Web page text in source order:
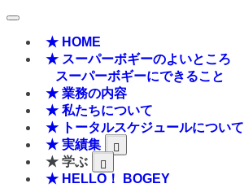
★ HOME
★ スーパーボギーのよいところ
スーパーボギーにできること
★ 業務の内容
★ 私たちについて
★ トータルスケジュールについて
★ 実績集
★ 学ぶ
★ HELLO！ BOGEY